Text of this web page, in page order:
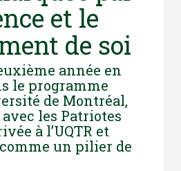
et le
de soi
année en
le programme
de Montréal,
les Patriotes
à l’UQTR et
comme un pilier de